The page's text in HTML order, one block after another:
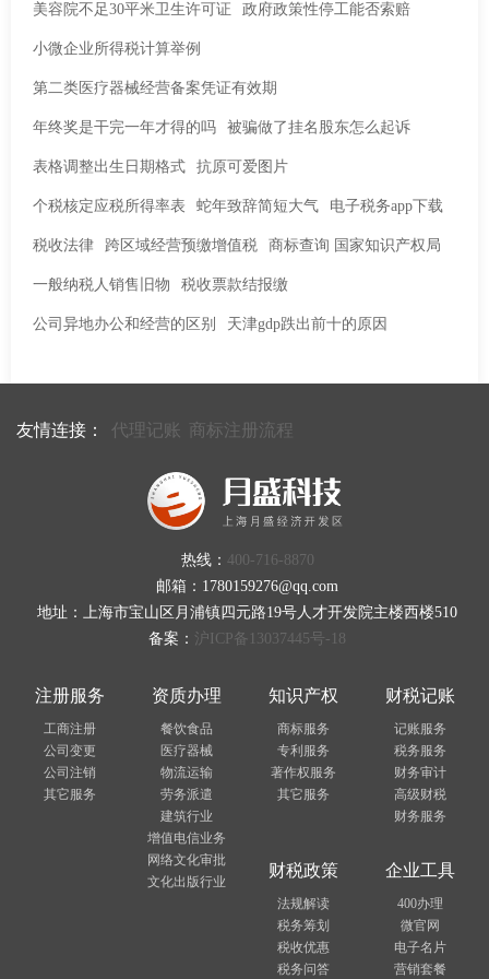
美容院不足30平米卫生许可证 政府政策性停工能否索赔
小微企业所得税计算举例
第二类医疗器械经营备案凭证有效期
年终奖是干完一年才得的吗 被骗做了挂名股东怎么起诉
表格调整出生日期格式 抗原可爱图片
个税核定应税所得率表 蛇年致辞简短大气 电子税务app下载
税收法律 跨区域经营预缴增值税 商标查询 国家知识产权局
一般纳税人销售旧物 税收票款结报缴
公司异地办公和经营的区别 天津gdp跌出前十的原因
友情连接： 代理记账 商标注册流程
热线： 400-716-8870
邮箱：1780159276@qq.com
地址：上海市宝山区月浦镇四元路19号人才开发院主楼西楼510
备案： 沪ICP备13037445号-18
注册服务
工商注册
公司变更
公司注销
其它服务
资质办理
餐饮食品
医疗器械
物流运输
劳务派遣
建筑行业
增值电信业务
网络文化审批
文化出版行业
知识产权
商标服务
专利服务
著作权服务
其它服务
财税记账
记账服务
税务服务
财务审计
高级财税
财务服务
财税政策
法规解读
税务筹划
税收优惠
税务问答
企业工具
400办理
微官网
电子名片
营销套餐